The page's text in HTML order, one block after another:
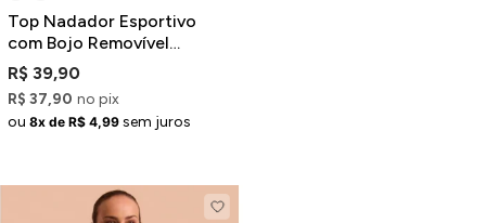
Top Nadador Esportivo
com Bojo Removível
Marrom
R$ 39,90
R$ 37,90 no pix
ou 8x de R$ 4,99 sem juros